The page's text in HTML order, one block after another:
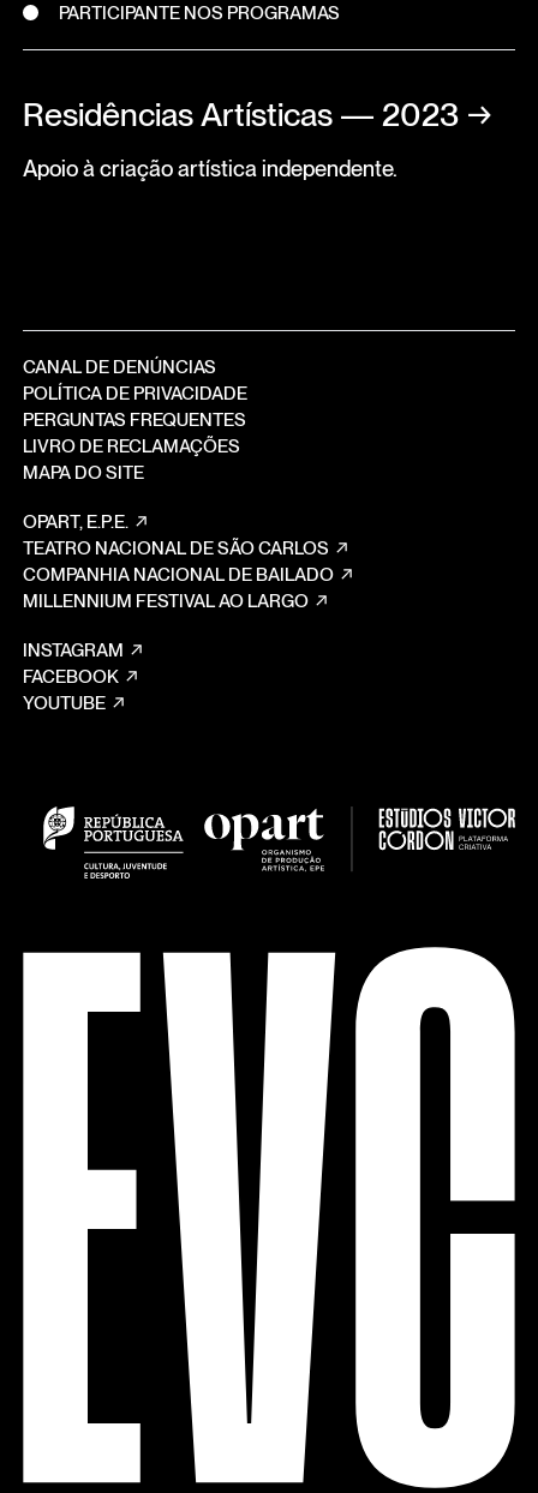
PARTICIPANTE NOS PROGRAMAS
Residências Artísticas — 2023 →
Apoio à criação artística independente.
CANAL DE DENÚNCIAS
POLÍTICA DE PRIVACIDADE
PERGUNTAS FREQUENTES
LIVRO DE RECLAMAÇÕES
MAPA DO SITE
OPART, E.P.E.
TEATRO NACIONAL DE SÃO CARLOS
COMPANHIA NACIONAL DE BAILADO
MILLENNIUM FESTIVAL AO LARGO
INSTAGRAM
FACEBOOK
YOUTUBE